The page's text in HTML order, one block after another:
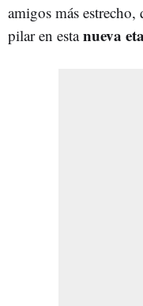
amigos más estrecho,
pilar en estanueva